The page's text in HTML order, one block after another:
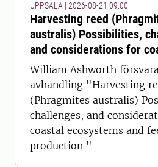
UPPSALA | 2026-08-21 09.00
Harvesting reed
australis) Possibilities, challenges,
and considerations for
ecosystems and feed
William Ashworth försvarar sin
avhandling "Harvesting
(Phragmites australis) Possibilities,
challenges, and
coastal ecosystems and feed
production "